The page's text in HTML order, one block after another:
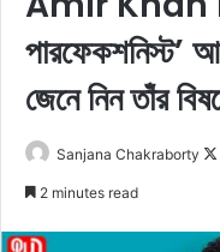
পারফেকশনিস্ট’
জেনে নিন তাঁর
Sanjana Chakraborty
2 minutes read